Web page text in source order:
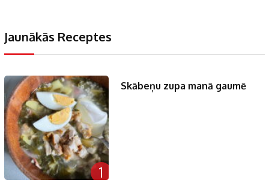
Jaunākās Receptes
1
Skābeņu zupa manā gaumē